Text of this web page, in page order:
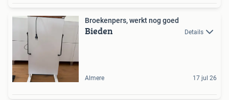
Broekenpers, werkt nog goed
Bieden Details
Almere 17 jul 26